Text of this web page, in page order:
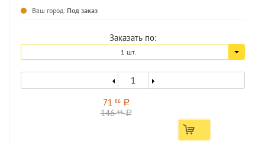
Ваш город: Под заказ
Заказать по:
1 шт.
71 86 a
14666 a